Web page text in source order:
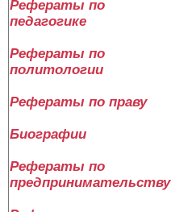
Рефераты по
педагогике
Рефераты по
политологии
Рефераты по праву
Биографии
Рефераты по
предпринимательству